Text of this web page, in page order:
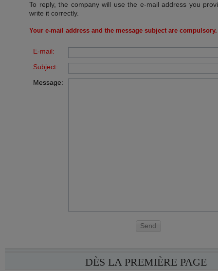
To reply, the company will use the e-mail address you
write it correctly.
Your e-mail address and the message subject are compulsory.
E-mail:
Subject:
Message:
Send
DÈS LA PREMIÈRE PAGE